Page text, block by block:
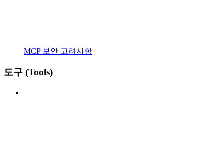
MCP 보안 고려사항
도구 (Tools)